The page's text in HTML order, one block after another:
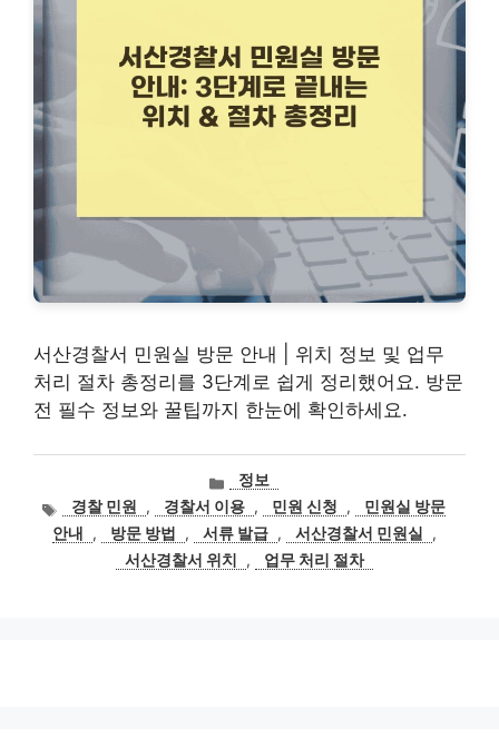
서산경찰서 민원실 방문 안내 | 위치 정보 및 업무
처리 절차 총정리를 3단계로 쉽게 정리했어요. 방문
전 필수 정보와 꿀팁까지 한눈에 확인하세요.
카
테
고
리
정보
태
그
경찰 민원 , 경찰서 이용 , 민원 신청 ,
민원실 방문
안내
, 방문 방법 , 서류 발급 , 서산경찰서 민원실
,
서산경찰서 위치
, 업무 처리 절차